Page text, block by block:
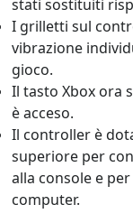
stati sostituiti
I grilletti sul
vibrazione
gioco.
Il tasto Xbox ora
è acceso.
Il controller è
superiore per
alla console e
computer.